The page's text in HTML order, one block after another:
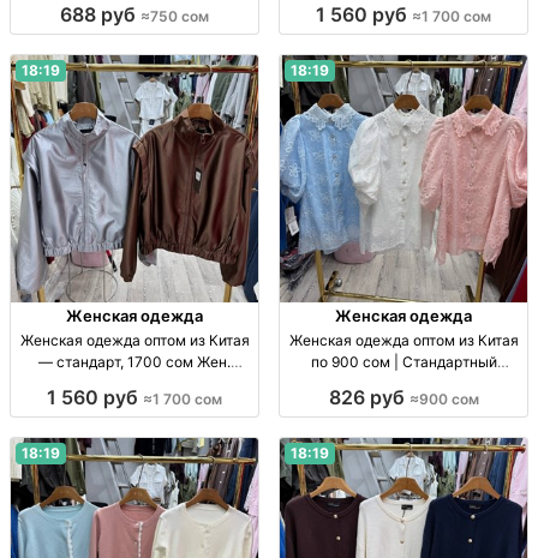
резинке, заниж. талия, цв.: чёрн.,
S–M.
688 руб ≈750 сом
1700 сом, поставки по СНГ
1 560 руб ≈1 700 сом
18:19
Женская одежда
Женская одежда оптом из Китая
— стандарт, 1700 сом Жен.
1700 сом, поставки по СНГ.
1 560 руб ≈1 700 сом
18:19
Женская одежда
Женская одежда оптом из Китая
по 900 сом | Стандартный
стандарт, Китай, 900 сом/шт.
826 руб ≈900 сом
18:19 18:19